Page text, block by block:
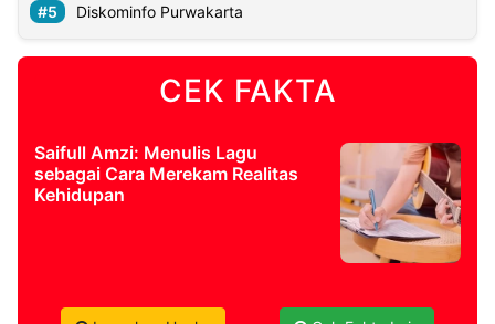
Diskominfo Purwakarta
CEK FAKTA
Saifull Amzi: Menulis Lagu
sebagai Cara Merekam Realitas
Kehidupan